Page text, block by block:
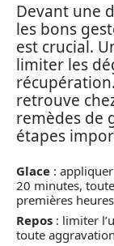
Devant une
les bons
est crucial.
limiter les
retrouve
remèdes de
étapes
Glace :
20 minutes,
premières
Repos : limiter
toute